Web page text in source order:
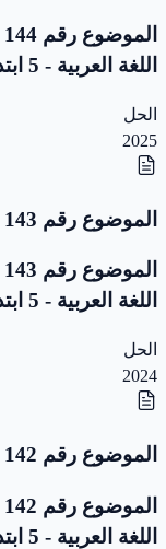
اللغة العربية - 5 ابتدائي
الحل
2025
الموضوع رقم 143
اللغة العربية - 5 ابتدائي
الحل
2024
الموضوع رقم 142
اللغة العربية - 5 ابتدائي